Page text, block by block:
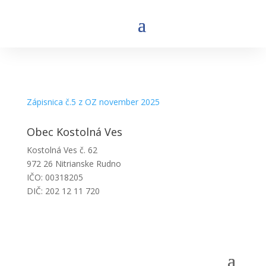
Zápisnica č.5 z OZ november 2025
Obec Kostolná Ves
Kostolná Ves č. 62
972 26 Nitrianske Rudno
IČO: 00318205
DIČ: 202 12 11 720